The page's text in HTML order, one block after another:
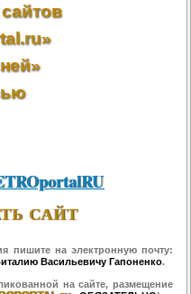
САЙТ
пишите на электронную почту:
Васильевичу Гапоненко.
на сайте, размещение